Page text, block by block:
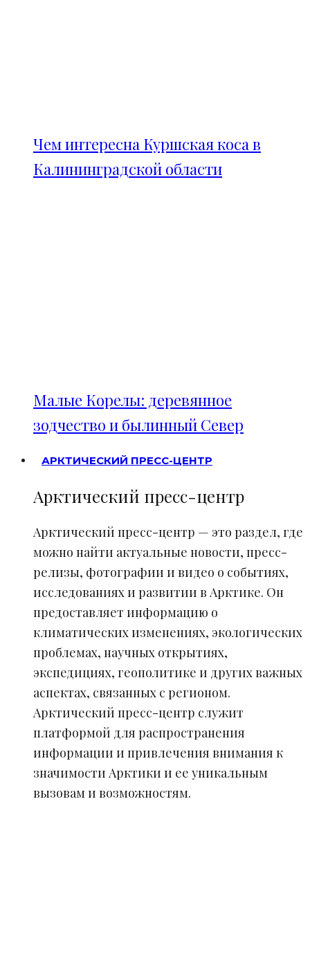
Чем интересна Куршская коса в
Калининградской области
Малые Корелы: деревянное
зодчество и былинный Север
АРКТИЧЕСКИЙ ПРЕСС-ЦЕНТР
Арктический пресс-центр
Арктический пресс-центр — это раздел, где
можно найти актуальные новости, пресс-
релизы, фотографии и видео о событиях,
исследованиях и развитии в Арктике. Он
предоставляет информацию о
климатических изменениях, экологических
проблемах, научных открытиях,
экспедициях, геополитике и других важных
аспектах, связанных с регионом.
Арктический пресс-центр служит
платформой для распространения
информации и привлечения внимания к
значимости Арктики и ее уникальным
вызовам и возможностям.